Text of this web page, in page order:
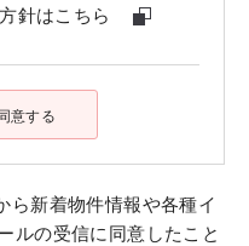
針はこちら
意する
ら新着物件情報や各種イ
ルの受信に同意したこと